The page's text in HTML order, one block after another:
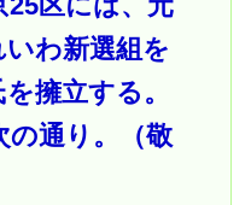
わ新選組を
擁立する。
の通り。（敬